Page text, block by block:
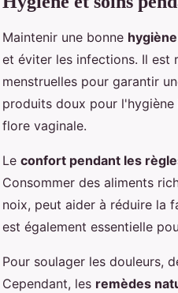
Maintenir une bonne
et éviter les infections. Il est
menstruelles pour garantir
produits doux pour
flore vaginale.
Le confort pendant les
Consommer des aliments
noix, peut aider à réduire la
est également essentielle
Pour soulager les douleurs,
Cependant, les remèdes